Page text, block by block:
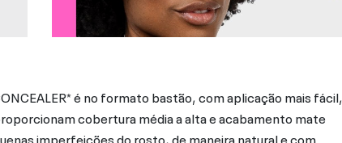
é no formato bastão, com aplicação mais fácil,
cobertura média a alta e acabamento mate
imperfeições do rosto, de maneira natural e com